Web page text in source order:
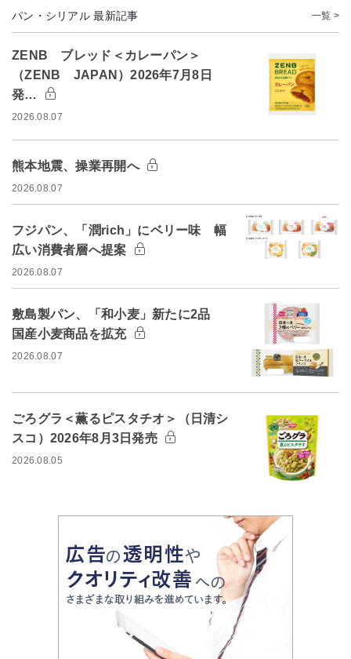
パン・シリアル 最新記事 一覧 >
ZENB ブレッド＜カレーパン＞
（ZENB JAPAN）2026年7月8日
発…
2026.08.07
熊本地震、操業再開へ
2026.08.07
フジパン、「潤rich」にベリー味 幅
広い消費者層へ提案
2026.08.07
敷島製パン、「和小麦」新たに2品
国産小麦商品を拡充
2026.08.07
ごろグラ＜薫るピスタチオ＞（日清シ
スコ）2026年8月3日発売
2026.08.05